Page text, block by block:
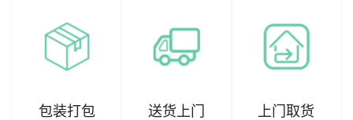
包装打包 送货上门 上门取货